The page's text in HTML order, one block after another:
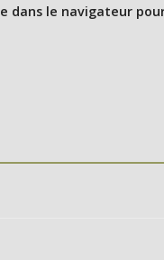
dans le navigateur